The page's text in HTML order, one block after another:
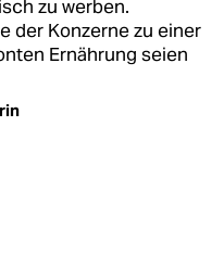
zu werben.
der Konzerne zu einer
Ernährung seien